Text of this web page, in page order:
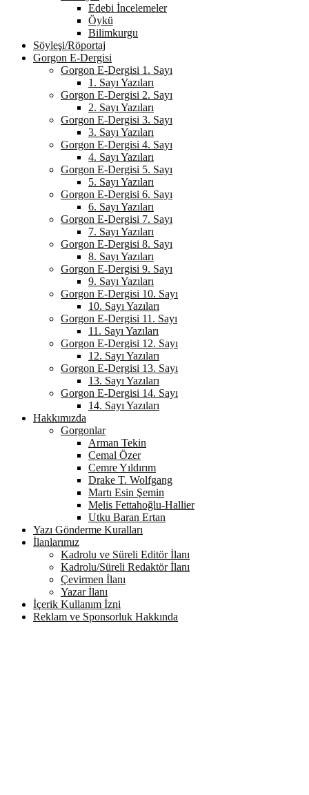
Edebi İncelemeler
Öykü
Bilimkurgu
Söyleşi/Röportaj
Gorgon E-Dergisi
Gorgon E-Dergisi 1. Sayı
1. Sayı Yazıları
Gorgon E-Dergisi 2. Sayı
2. Sayı Yazıları
Gorgon E-Dergisi 3. Sayı
3. Sayı Yazıları
Gorgon E-Dergisi 4. Sayı
4. Sayı Yazıları
Gorgon E-Dergisi 5. Sayı
5. Sayı Yazıları
Gorgon E-Dergisi 6. Sayı
6. Sayı Yazıları
Gorgon E-Dergisi 7. Sayı
7. Sayı Yazıları
Gorgon E-Dergisi 8. Sayı
8. Sayı Yazıları
Gorgon E-Dergisi 9. Sayı
9. Sayı Yazıları
Gorgon E-Dergisi 10. Sayı
10. Sayı Yazıları
Gorgon E-Dergisi 11. Sayı
11. Sayı Yazıları
Gorgon E-Dergisi 12. Sayı
12. Sayı Yazıları
Gorgon E-Dergisi 13. Sayı
13. Sayı Yazıları
Gorgon E-Dergisi 14. Sayı
14. Sayı Yazıları
Hakkımızda
Gorgonlar
Arman Tekin
Cemal Özer
Cemre Yıldırım
Drake T. Wolfgang
Martı Esin Şemin
Melis Fettahoğlu-Hallier
Utku Baran Ertan
Yazı Gönderme Kuralları
İlanlarımız
Kadrolu ve Süreli Editör İlanı
Kadrolu/Süreli Redaktör İlanı
Çevirmen İlanı
Yazar İlanı
İçerik Kullanım İzni
Reklam ve Sponsorluk Hakkında